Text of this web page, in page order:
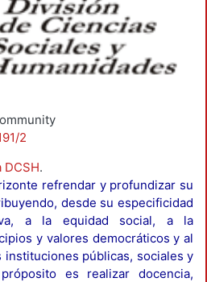
2
DCSH.
refrendar y profundizar su
desde su especificidad
a la equidad social, a la
y valores democráticos y al
instituciones públicas, sociales y
es realizar docencia,